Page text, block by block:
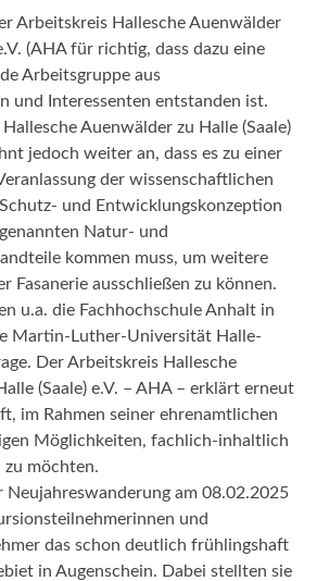
Arbeitskreis Hallesche Auenwälder
(AHA für richtig, dass dazu eine
Arbeitsgruppe aus
und Interessenten entstanden ist.
Auenwälder zu Halle (Saale)
jedoch weiter an, dass es zu einer
der wissenschaftlichen
und Entwicklungskonzeption
Natur- und
kommen muss, um weitere
Fasanerie ausschließen zu können.
u.a. die Fachhochschule Anhalt in
Martin-Luther-Universität Halle-
Der Arbeitskreis Hallesche
(Saale) e.V. – AHA – erklärt erneut
im Rahmen seiner ehrenamtlichen
Möglichkeiten, fachlich-inhaltlich
möchten.
Neujahreswanderung am 08.02.2025
und
das schon deutlich frühlingshaft
in Augenschein. Dabei stellten sie